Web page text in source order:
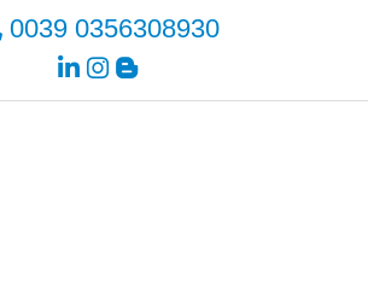
0039 0356308930